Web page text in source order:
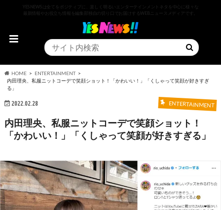
YESNEWSは全てをポジティブに、楽しく明るいエンターテインメントネタを中心に様々な
最新情報やお役立ち情報を編集部独自の切り口でお届けするWEBニュースメディアです。
HOME
ENTERTAINMENT
内田理央、私服ニットコーデで笑顔ショット！「かわいい！」「くしゃって笑顔が好きすぎ
る」
2022.02.28 ENTERTAINMENT
内田理央、私服ニットコーデで笑顔ショット！
「かわいい！」「くしゃって笑顔が好きすぎる」